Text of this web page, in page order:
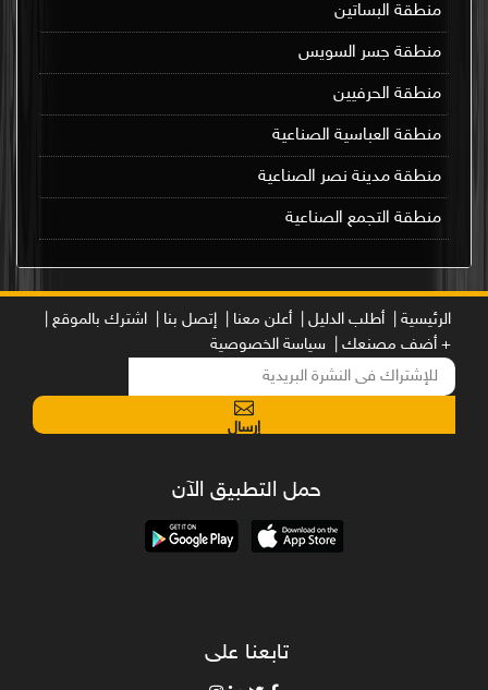
منطقة البساتين
منطقة جسر السويس
منطقة الحرفيين
منطقة العباسية الصناعية
منطقة مدينة نصر الصناعية
منطقة التجمع الصناعية
الرئيسية | أطلب الدليل | أعلن معنا | إتصل بنا |
اشترك بالموقع |
+ أضف مصنعك |
سياسة الخصوصية
إرسال
حمل التطبيق الآن
تابعنا على